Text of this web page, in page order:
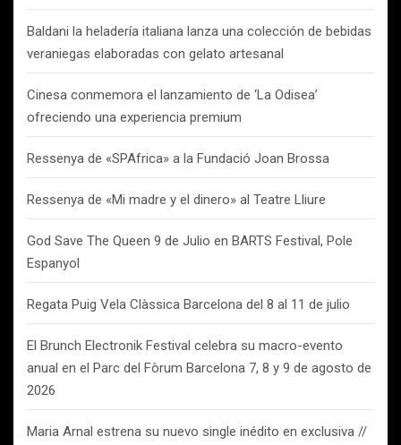
Baldani la heladería italiana lanza una colección de bebidas
veraniegas elaboradas con gelato artesanal
Cinesa conmemora el lanzamiento de ‘La Odisea’
ofreciendo una experiencia premium
Ressenya de «SPAfrica» a la Fundació Joan Brossa
Ressenya de «Mi madre y el dinero» al Teatre Lliure
God Save The Queen 9 de Julio en BARTS Festival, Pole
Espanyol
Regata Puig Vela Clàssica Barcelona del 8 al 11 de julio
El Brunch Electronik Festival celebra su macro-evento
anual en el Parc del Fòrum Barcelona 7, 8 y 9 de agosto de
2026
Maria Arnal estrena su nuevo single inédito en exclusiva //